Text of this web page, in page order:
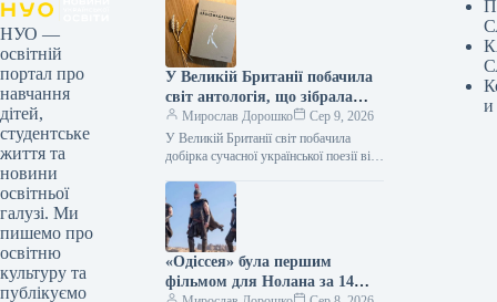
НУО —
освітній
портал про
навчання
дітей,
студентське
життя та
новини
освітньої
галузі. Ми
пишемо про
освітню
культуру та
публікуємо
У Великій Британії побачила
світ антологія, що зібрала
твори дванадцяти
українських поетес, а у Швеції
видано збірку текстів
Мирослав Дорошко
Сер 9, 2026
У Великій Британії світ побачила
добірка сучасної української поезії від
Ukrainian Women’s Poetry. До…
«Одіссея» була першим
фільмом для Нолана за 14
и